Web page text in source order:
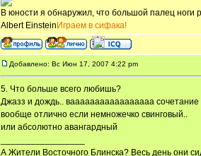
В юности я обнаружил, что большой палец ноги
Albert Einstein Играем в сифака!
Добавлено: Вс Июн 17, 2007 4:22 pm
5. Что больше всего любишь?
Джазз и дождь.. вааааааааааааааааа сочетание
вообще отлично если немножечко свинговый..
или абсолютно авангардный
А Жители Восточного Блинска? Весь день они